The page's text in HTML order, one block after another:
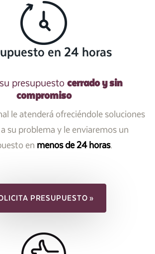
en 24 horas
presupuesto cerrado y sin
compromiso
le atenderá ofreciéndole soluciones
su problema y le enviaremos un
en menos de 24 horas.
PRESUPUESTO »